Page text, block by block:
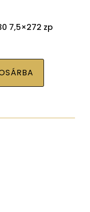
7,5×272 zp